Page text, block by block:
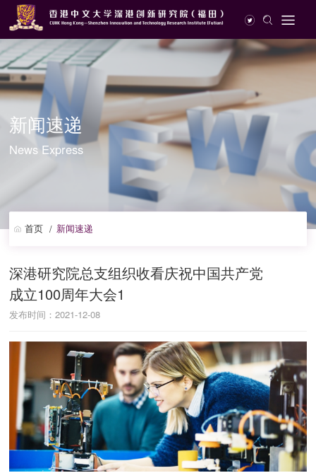
新闻速递
News Express
首页 / 新闻速递
深港研究院总支组织收看庆祝中国共产党
成立100周年大会1
发布时间：2021-12-08